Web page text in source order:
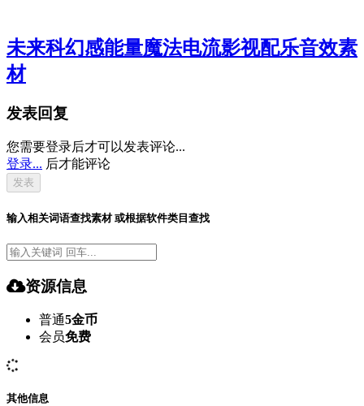
未来科幻感能量魔法电流影视配乐音效素
材
发表回复
您需要登录后才可以发表评论...
登录... 后才能评论
输入相关词语查找素材 或根据软件类目查找
资源信息
普通5金币
会员免费
其他信息